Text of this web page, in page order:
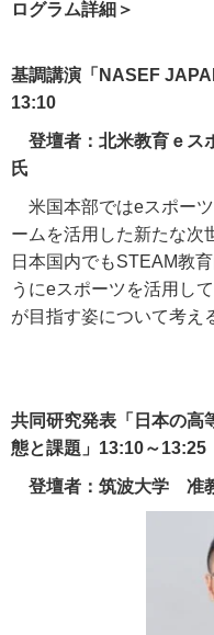
ログラム詳細＞
基調講演「NASEF
13:10
登壇者：北米教育ｅス
氏
米国本部ではeスポー
ームを活用した新たな次
日本国内でもSTEAM教
うにeスポーツを活用し
が目指す姿について考え
共同研究発表「日本の高
態と課題」13:10～13:25
登壇者：筑波大学 准